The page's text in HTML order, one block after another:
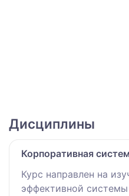
Дисциплины
Корпоративная
Курс направлен на
эффективной